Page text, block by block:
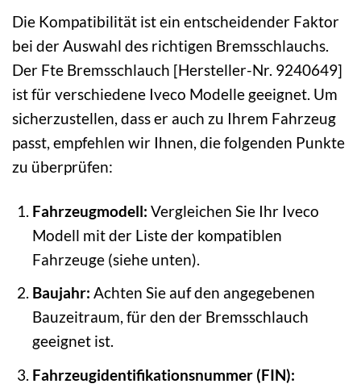
Die Kompatibilität ist ein entscheidender Faktor
bei der Auswahl des richtigen Bremsschlauchs.
Der Fte Bremsschlauch [Hersteller-Nr. 9240649]
ist für verschiedene Iveco Modelle geeignet. Um
sicherzustellen, dass er auch zu Ihrem Fahrzeug
passt, empfehlen wir Ihnen, die folgenden Punkte
zu überprüfen:
Fahrzeugmodell: Vergleichen Sie Ihr Iveco
Modell mit der Liste der kompatiblen
Fahrzeuge (siehe unten).
Baujahr: Achten Sie auf den angegebenen
Bauzeitraum, für den der Bremsschlauch
geeignet ist.
Fahrzeugidentifikationsnummer (FIN):